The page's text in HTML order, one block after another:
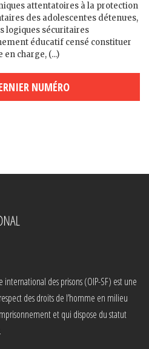
attentatoires à la protection
des adolescent·es détenu·es,
logiques sécuritaires
éducatif censé constituer
charge, (...)
NUMÉRO
international des prisons (OIP-SF) est une
des droits de l’homme en milieu
et qui dispose du statut